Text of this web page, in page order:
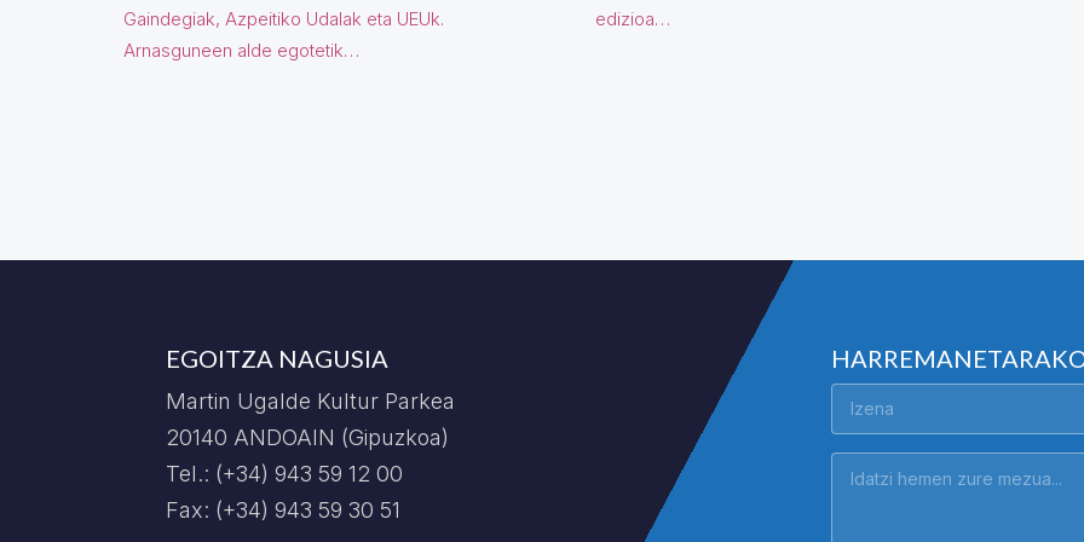
Gaindegiak, Azpeitiko Udalak eta UEUk.
Arnasguneen alde egotetik…
edizioa…
EGOITZA NAGUSIA
Martin Ugalde Kultur Parkea
20140 ANDOAIN (Gipuzkoa)
Tel.: (+34) 943 59 12 00
Fax: (+34) 943 59 30 51